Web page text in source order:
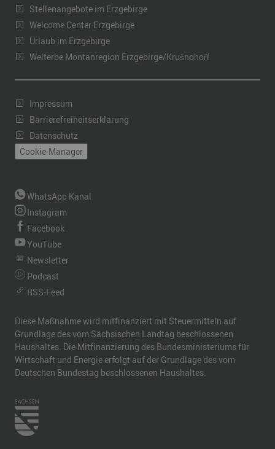
Stellenangebote im Erzgebirge
Welcome Center Erzgebirge
Urlaub im Erzgebirge
Welterbe Montanregion Erzgebirge/Krušnohoří
Impressum
Barrierefreiheitserklärung
Datenschutz
Cookie-Manager
WhatsApp Kanal
Instagram
Facebook
YouTube
Newsletter
Podcast
RSS-Feed
Diese Maßnahme wird mitfinanziert mit Steuermitteln auf
Grundlage des vom Sächsischen Landtag beschlossenen
Haushaltes. Die Mitfinanzierung des Bundesministeriums für
Wirtschaft und Energie erfolgt auf der Grundlage des vom
Deutschen Bundestag beschlossenen Haushaltes.